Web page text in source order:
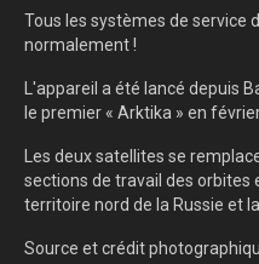
Tous les systèmes de service
normalement !
L'appareil a été lancé depuis
le premier « Arktika » en février
Les deux satellites se
sections de travail des orbites
territoire nord de la Russie et
Source et crédit